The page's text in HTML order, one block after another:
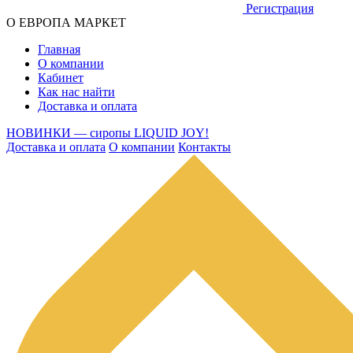
Регистрация
О ЕВРОПА МАРКЕТ
Главная
О компании
Кабинет
Как нас найти
Доставка и оплата
НОВИНКИ — сиропы LIQUID JOY!
Доставка и оплата О компании Контакты